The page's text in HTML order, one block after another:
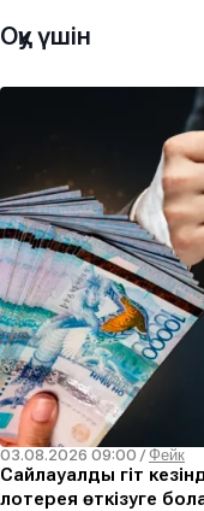
Оқу үшін
03.08.2026 09:00 /Фейк
Сайлауалды үгіт
лотерея өткізуге